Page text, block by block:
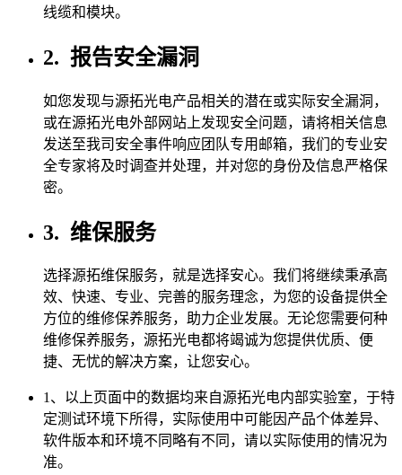
线缆和模块。
2. 报告安全漏洞
如您发现与源拓光电产品相关的潜在或实际安全漏洞，
或在源拓光电外部网站上发现安全问题，请将相关信息
发送至我司安全事件响应团队专用邮箱，我们的专业安
全专家将及时调查并处理，并对您的身份及信息严格保
密。
3. 维保服务
选择源拓维保服务，就是选择安心。我们将继续秉承高
效、快速、专业、完善的服务理念，为您的设备提供全
方位的维修保养服务，助力企业发展。无论您需要何种
维修保养服务，源拓光电都将竭诚为您提供优质、便
捷、无忧的解决方案，让您安心。
1、以上页面中的数据均来自源拓光电内部实验室，于特
定测试环境下所得，实际使用中可能因产品个体差异、
软件版本和环境不同略有不同，请以实际使用的情况为
准。